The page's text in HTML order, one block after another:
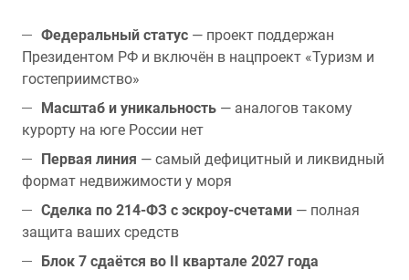
Федеральный статус — проект поддержан
Президентом РФ и включён в нацпроект «Туризм и
гостеприимство»
Масштаб и уникальность — аналогов такому
курорту на юге России нет
Первая линия — самый дефицитный и ликвидный
формат недвижимости у моря
Сделка по 214-ФЗ с эскроу-счетами — полная
защита ваших средств
Блок 7 сдаётся во II квартале 2027 года